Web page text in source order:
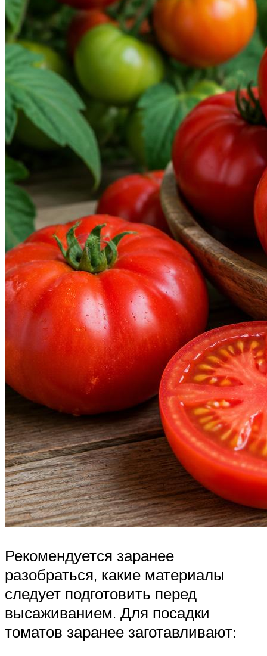
Рекомендуется заранее
разобраться, какие материалы
следует подготовить перед
высаживанием. Для посадки
томатов заранее заготавливают: